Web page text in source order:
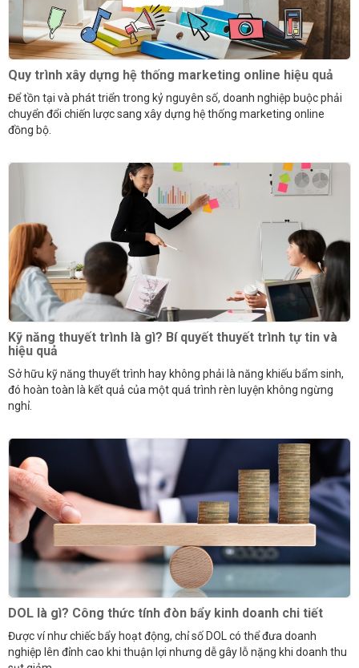
Quy trình xây dựng hệ thống marketing online hiệu quả
Để tồn tại và phát triển trong kỷ nguyên số, doanh nghiệp buộc phải
chuyển đổi chiến lược sang xây dựng hệ thống marketing online
đồng bộ.
Kỹ năng thuyết trình là gì? Bí quyết thuyết trình tự tin và
hiệu quả
Sở hữu kỹ năng thuyết trình hay không phải là năng khiếu bẩm sinh,
đó hoàn toàn là kết quả của một quá trình rèn luyện không ngừng
nghỉ.
DOL là gì? Công thức tính đòn bẩy kinh doanh chi tiết
Được ví như chiếc bẩy hoạt động, chỉ số DOL có thể đưa doanh
nghiệp lên đỉnh cao khi thuận lợi nhưng dễ gây lỗ nặng khi doanh thu